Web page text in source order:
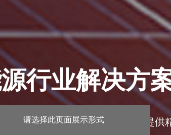
行业解决方
游精密核心材料的制备过程，提供
请选择此页面展示形式